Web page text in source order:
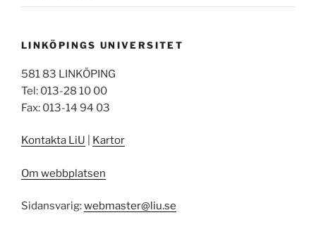
LINKÖPINGS UNIVERSITET
581 83 LINKÖPING
Tel: 013-28 10 00
Fax: 013-14 94 03
Kontakta LiU Kartor
Om webbplatsen
Sidansvarig:webmaster@liu.se